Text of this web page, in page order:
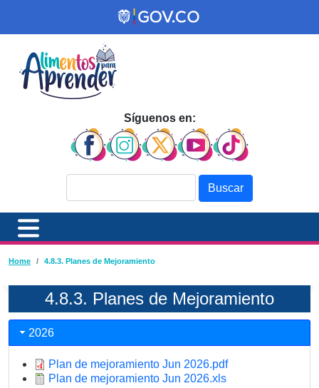
Pasar al contenido principal
Síguenos en:
Ruta de navegación
Home 4.8.3. Planes de Mejoramiento
4.8.3. Planes de Mejoramiento
2026
Plan de mejoramiento Jun 2026.pdf
Plan de mejoramiento Jun 2026.xls